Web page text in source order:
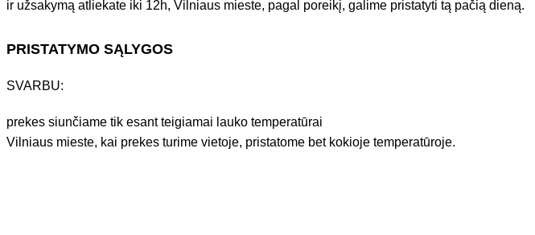
ir užsakymą atliekate iki 12h, Vilniaus mieste, pagal poreikį, galime pristatyti tą pačią dieną.
PRISTATYMO SĄLYGOS
SVARBU:
prekes siunčiame tik esant teigiamai lauko temperatūrai
Vilniaus mieste, kai prekes turime vietoje, pristatome bet kokioje temperatūroje.